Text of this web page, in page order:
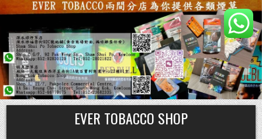
Skip
to
content
EVER TOBACCO SHOP